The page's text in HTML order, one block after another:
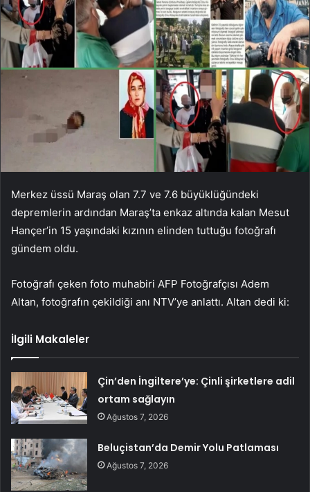
Merkez üssü Maraş olan 7.7 ve 7.6 büyüklüğündeki
depremlerin ardından Maraş’ta enkaz altında kalan Mesut
Hançer’in 15 yaşındaki kızının elinden tuttuğu fotoğrafı
gündem oldu.
Fotoğrafı çeken foto muhabiri AFP Fotoğrafçısı Adem
Altan, fotoğrafın çekildiği anı NTV’ye anlattı. Altan dedi ki:
İlgili Makaleler
Çin’den İngiltere’ye: Çinli şirketlere adil
ortam sağlayın
Ağustos 7, 2026
Beluçistan’da Demir Yolu Patlaması
Ağustos 7, 2026